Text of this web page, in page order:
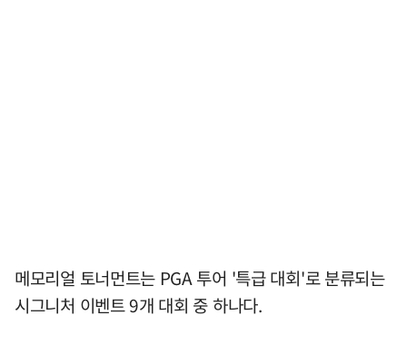
메모리얼 토너먼트는 PGA 투어 '특급 대회'로 분류되는
시그니처 이벤트 9개 대회 중 하나다.